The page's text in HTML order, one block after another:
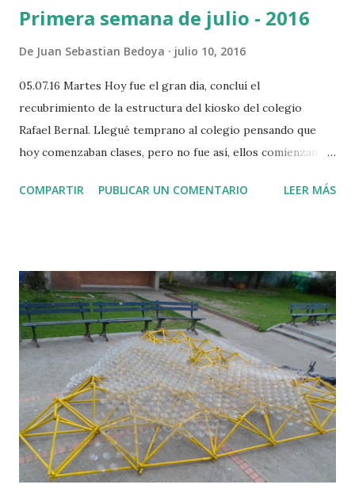
Primera semana de julio - 2016
De Juan Sebastian Bedoya julio 10, 2016
05.07.16 Martes Hoy fue el gran día, concluí el
recubrimiento de la estructura del kiosko del colegio
Rafael Bernal. Llegué temprano al colegio pensando que
hoy comenzaban clases, pero no fue así, ellos comienzan
hacían falta. Puse 197 copas más, en total se fueron 1212
la cubierta también se amarró con amarres plásticos a las
columnas. Pensé que era mejor no hacer tejas de botellas,
pues así como está se ve muy agradable. Entonces decidí
dejarlo a este punto. Por ahora solo faltaría colocarle
flores de tapas en las llantas de las bases de las columnas.
COMPARTIR PUBLICAR UN COMENTARIO LEER MÁS